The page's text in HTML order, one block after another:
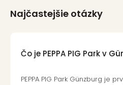
Najčastejšie otázky
Čo je PEPPA PIG Park v
PEPPA PIG Park Günzburg je